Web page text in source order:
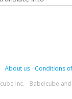
About us- Conditions
Inc. - Babelcube